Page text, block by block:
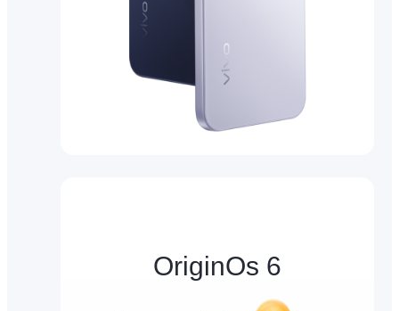
OriginOs 6